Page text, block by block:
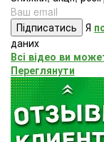
Підписатись Я
даних
Всі відео ви
Переглянути